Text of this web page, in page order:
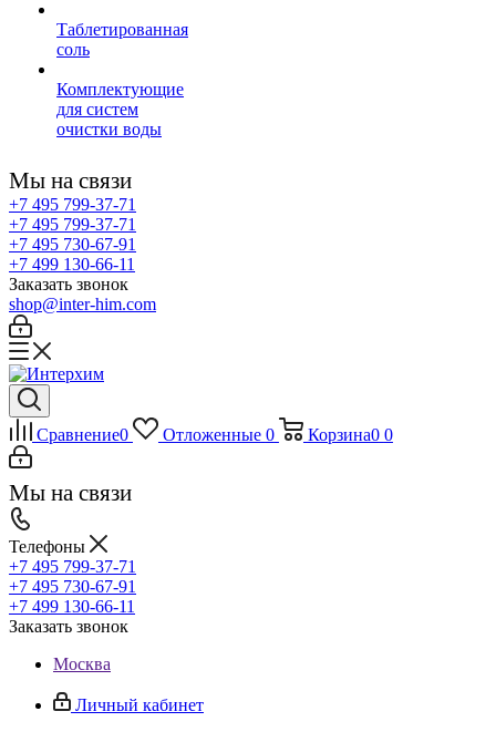
Таблетированная
соль
Комплектующие
для систем
очистки воды
Мы на связи
+7 495 799-37-71
+7 495 799-37-71
+7 495 730-67-91
+7 499 130-66-11
Заказать звонок
shop@inter-him.com
Сравнение0 Отложенные 0 Корзина0 0
Мы на связи
Телефоны
+7 495 799-37-71
+7 495 730-67-91
+7 499 130-66-11
Заказать звонок
Москва
Личный кабинет